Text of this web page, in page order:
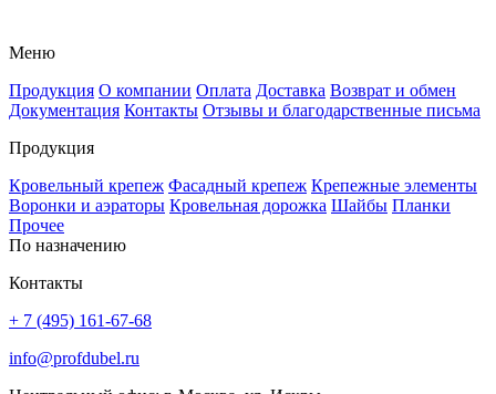
Меню
Продукция О компании Оплата Доставка Возврат и обмен
Документация Контакты Отзывы и благодарственные письма
Продукция
Кровельный крепеж Фасадный крепеж Крепежные элементы
Воронки и аэраторы Кровельная дорожка Шайбы Планки
Прочее
По назначению
Контакты
+ 7 (495) 161-67-68
info@profdubel.ru